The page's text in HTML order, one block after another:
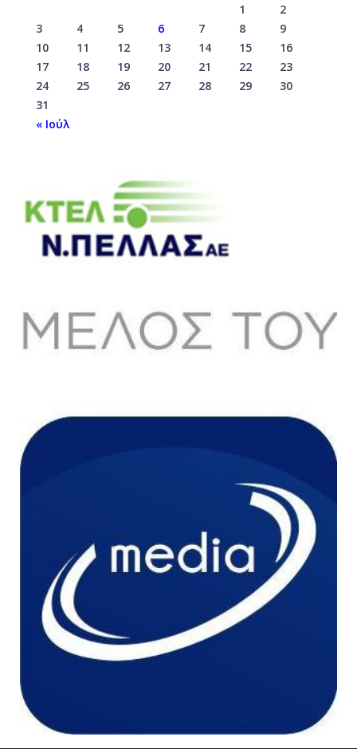
1
2
3
4 5 6 7 8
9
10
11 12 13 14 15
16
17
18 19 20 21 22
23
24
25 26 27 28 29
30
31
« Ιούλ